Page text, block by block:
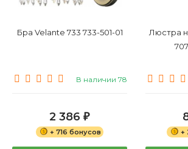
Бра Velante 733 733-501-01
В наличии 78
2 386 ₽
+ 716 бонусов
Люстра
+